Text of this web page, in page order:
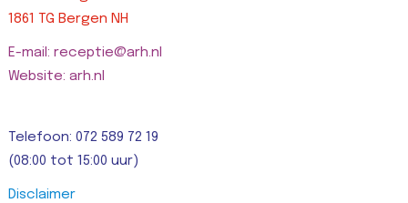
1861 TG Bergen NH
E-mail: receptie@arh.nl
Website: arh.nl
Telefoon: 072 589 72 19
(08:00 tot 15:00 uur)
Disclaimer